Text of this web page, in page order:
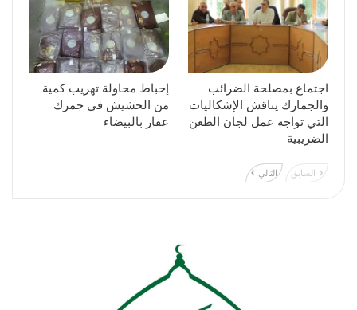
اجتماع بمصلحة الضرائب
والجمارك يناقش الإشكاليات
التي تواجه عمل لجان الطعن
الضريبية
إحباط محاولة تهريب كمية
من الحشيش في جمرك
عفار بالبيضاء
السابق التالي